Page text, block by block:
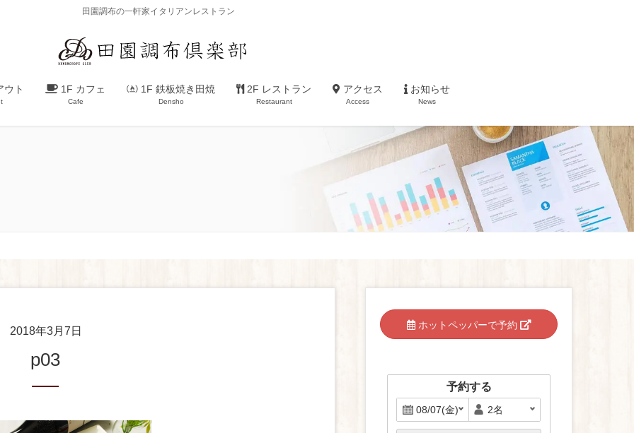
田園調布の一軒家イタリアンレストラン
ト 1F カフェ
Cafe
1F 鉄板焼き田焼
Densho
2F レストラン
Restaurant
アクセス
Access
お知らせ
News
2018年3月7日
p03
ホットペッパーで予約
予約する